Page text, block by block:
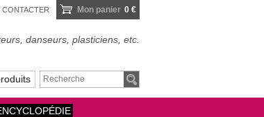
CONTACTER Mon panier 0 €
danseurs, plasticiens, etc.